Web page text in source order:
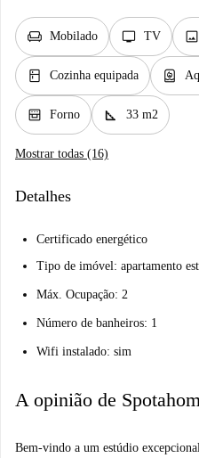
chair Mobilado tv TV image
kitchen Cozinha equipada water_heater
oven_gen Forno square_foot 33 m2
Mostrar todas (16)
Detalhes
Certificado energético
Tipo de imóvel: apartamento
Máx. Ocupação: 2
Número de banheiros: 1
Wifi instalado: sim
A opinião de
Bem-vindo a um estúdio